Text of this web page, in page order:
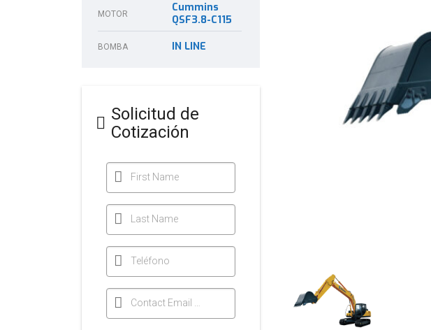
MOTOR
Cummins
QSF3.8-C115
BOMBA IN LINE
Solicitud de
Cotización
First Name
Last Name
Teléfono